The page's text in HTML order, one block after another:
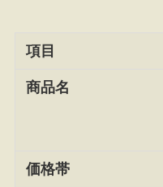
項目
商品名
価格帯